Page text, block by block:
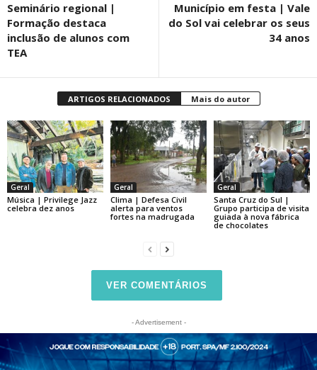
Seminário regional |
Formação destaca
inclusão de alunos com
TEA
Município em festa | Vale
do Sol vai celebrar os seus
34 anos
ARTIGOS RELACIONADOS Mais do autor
Geral
Música | Privilege Jazz
celebra dez anos
Geral
Clima | Defesa Civil
alerta para ventos
fortes na madrugada
Geral
Santa Cruz do Sul |
Grupo participa de visita
guiada à nova fábrica
de chocolates
VER COMENTÁRIOS
- Advertisement -